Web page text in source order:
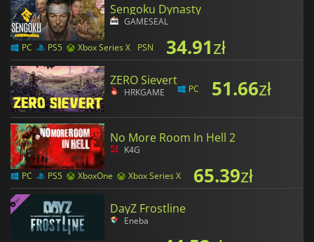
Sengoku Dynasty
GAMESEAL
PC PS5 Xbox Series X PSN 34.91zł
ZERO Sievert
HRKGAME PC 51.66zł
No More Room In Hell 2
K4G
PC PS5 XboxOne Xbox Series X 65.39zł
DayZ Frostline
Eneba